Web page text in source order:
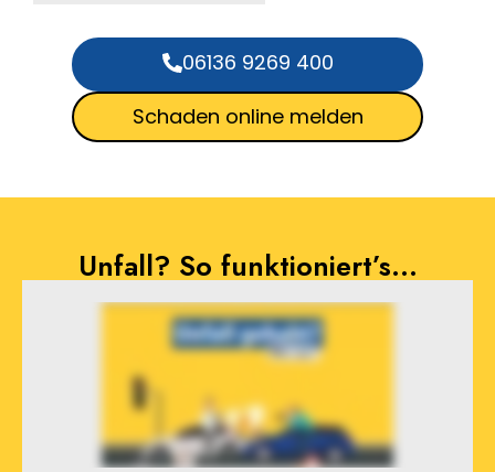
06136 9269 400
Schaden online melden
Unfall? So funktioniert’s…